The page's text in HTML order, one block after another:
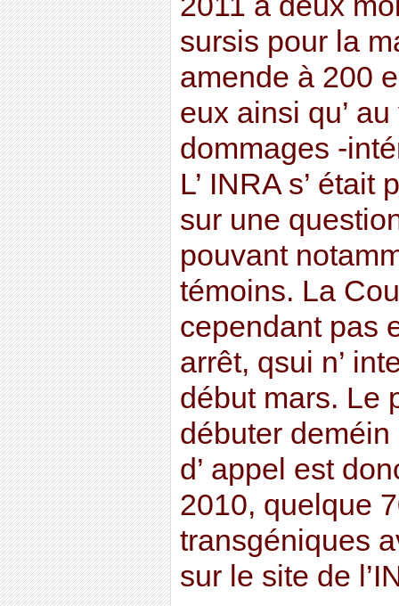
sursis pour la
amende à 200
eux ainsi qu’
dommages -
L’ INRA s’
sur une
pouvant
témoins. La
cependant pas
arrêt, qsui n’
début mars. Le
débuter
d’ appel est
2010, quelque
transgéniques
sur le site de